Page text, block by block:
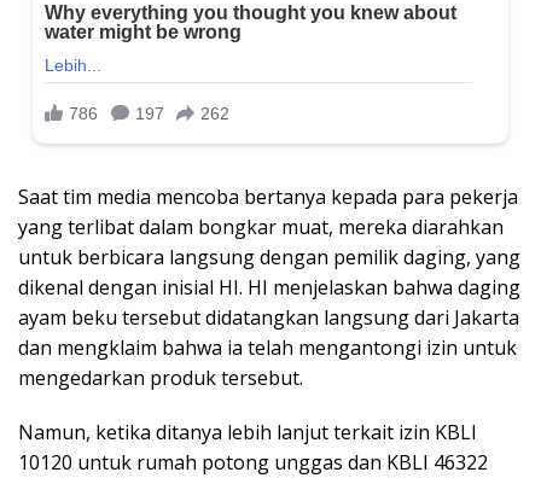
Saat tim media mencoba bertanya kepada para pekerja
yang terlibat dalam bongkar muat, mereka diarahkan
untuk berbicara langsung dengan pemilik daging, yang
dikenal dengan inisial HI. HI menjelaskan bahwa daging
ayam beku tersebut didatangkan langsung dari Jakarta
dan mengklaim bahwa ia telah mengantongi izin untuk
mengedarkan produk tersebut.
Namun, ketika ditanya lebih lanjut terkait izin KBLI
10120 untuk rumah potong unggas dan KBLI 46322